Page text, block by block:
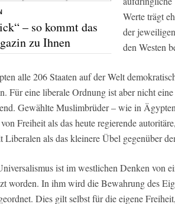
– so kommt das
zu Ihnen
Werte trägt
der
den Westen
alle 206 Staaten auf der Welt
Für eine liberale Ordnung ist aber nicht
Gewählte Muslimbrüder – wie in
Freiheit als das heute regierende
als das kleinere Übel gegenüber
ist im westlichen Denken von
worden. In ihm wird die Bewahrung des
Dies gilt selbst für die eigene